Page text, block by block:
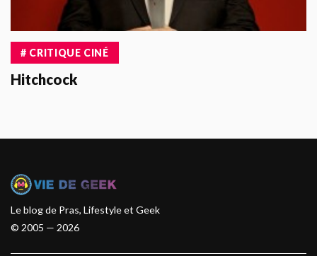
# CRITIQUE CINÉ
Hitchcock
Le blog de Pras, Lifestyle et Geek
© 2005 — 2026